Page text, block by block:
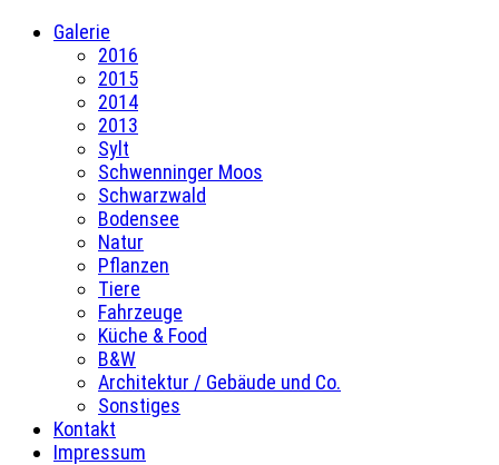
Galerie
2016
2015
2014
2013
Sylt
Schwenninger Moos
Schwarzwald
Bodensee
Natur
Pflanzen
Tiere
Fahrzeuge
Küche & Food
B&W
Architektur / Gebäude und Co.
Sonstiges
Kontakt
Impressum